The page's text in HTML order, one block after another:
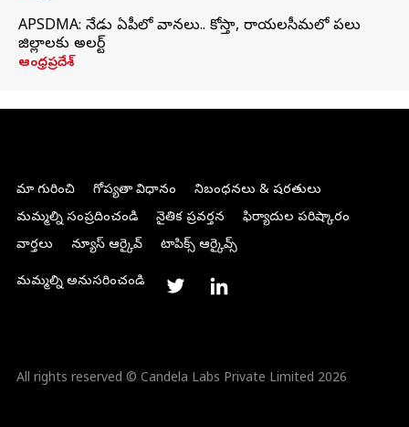
APSDMA: నేడు ఏపీలో వానలు.. కోస్తా, రాయలసీమలో పలు
జిల్లాలకు అలర్ట్
ఆంధ్రప్రదేశ్
మా గురించి గోప్యతా విధానం
నిబంధనలు & షరతులు
మమ్మల్ని సంప్రదించండి
నైతిక ప్రవర్తన
ఫిర్యాదుల పరిష్కారం
వార్తలు
న్యూస్ ఆర్కైవ్ టాపిక్స్ ఆర్కైవ్స్
మమ్మల్ని అనుసరించండి
All rights reserved © Candela Labs Private Limited 2026